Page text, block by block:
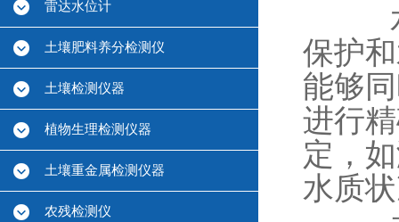
雷达水位计
土壤肥料养分检测仪
土壤检测仪器
植物生理检测仪器
土壤重金属检测仪器
农残检测仪
水
保护
能够
进行
定，
水质